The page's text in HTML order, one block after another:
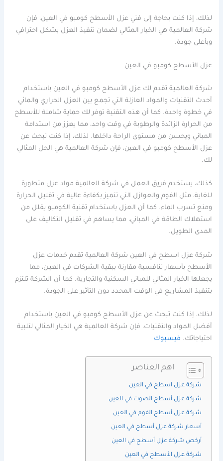
لذلك، إذا كنت بحاجة إلى فني عزل الأسطح كومبو في العين، فإن
شركة العالمية هي الخيار المثالي لضمان تنفيذ العزل بشكل احترافي
وبأعلى جودة.
عزل الأسطح كومبو في العين
شركة العالمية تقدم لك عزل الأسطح كومبو في العين باستخدام
أحدث التقنيات والمواد العازلة التي تجمع بين العزل الحراري والمائي
في خطوة واحدة. كما أن هذه التقنية توفر لك حماية شاملة للأسطح
من الحرارة الزائدة والرطوبة في وقت واحد، مما يعزز من استدامة
المباني ويحسن من مستوى الراحة داخلها. لذلك، إذا كنت تبحث عن
عزل الأسطح كومبو في العين، فإن شركة العالمية هي الحل المثالي
لك.
كذلك، يستخدم فريق العمل في شركة العالمية مواد عزل متطورة
للغاية، مثل الفوم والعوازل التي تتميز بكفاءة عالية في تقليل الحرارة
ومنع تسرب الماء. كما أن العزل باستخدام تقنية الكومبو يقلل من
استهلاك الطاقة في المباني، مما يساهم في تقليل التكاليف على
المدى الطويل.
شركة عزل اسطح في العين شركة العالمية تقدم خدمات عزل
الأسطح بأسعار تنافسية مقارنة ببقية الشركات في العيـن، مما
يجعلها الخيار المثالي للمباني السكنية والتجارية. كما أن الشركة تلتزم
بتنفيذ المشاريع في الوقت المحدد دون التأثير على الجودة.
لذلك، إذا كنت تبحث عن عزل الأسطح كومبو في العين باستخدام
أفضل المواد والتقنيات، فإن شركة العالمية هي الخيار المثالي لتلبية
احتياجاتك. فيسبوك
اهم العناصر
شركة عزل اسطح في العين
شركة عزل أسطح الصوت في العين
شركة عزل أسطح الفوم في العين
أسعار شركة عزل أسطح في العين
أرخص شركة عزل أسطح في العين
شركة عزل الأسطح في العين